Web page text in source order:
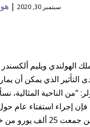
سبتمبر 30, 2020 |
الهولندي ويليم
الذي يمكن أن
الناحية المثالية،
فإن إجراء استفتاء عام
هذا هو السبب في أن